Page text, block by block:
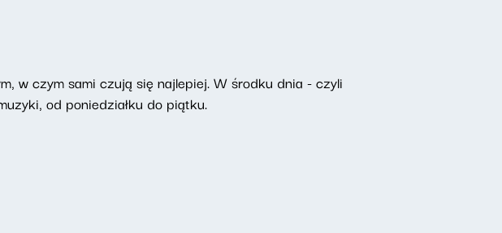
w czym sami czują się najlepiej. W środku dnia - czyli
od poniedziałku do piątku.